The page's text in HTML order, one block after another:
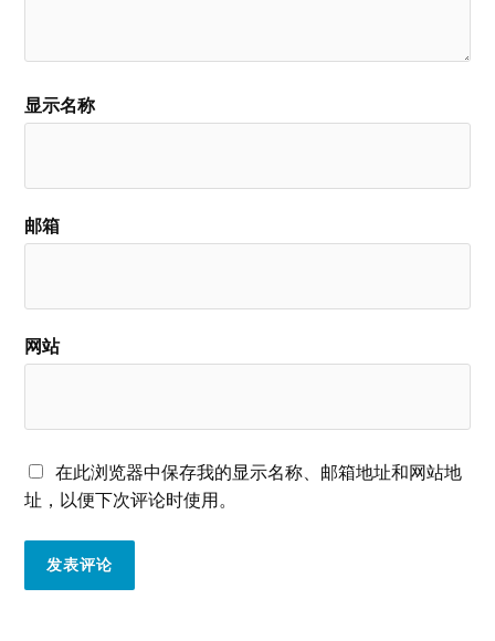
显示名称
邮箱
网站
在此浏览器中保存我的显示名称、邮箱地址和网站地
址，以便下次评论时使用。